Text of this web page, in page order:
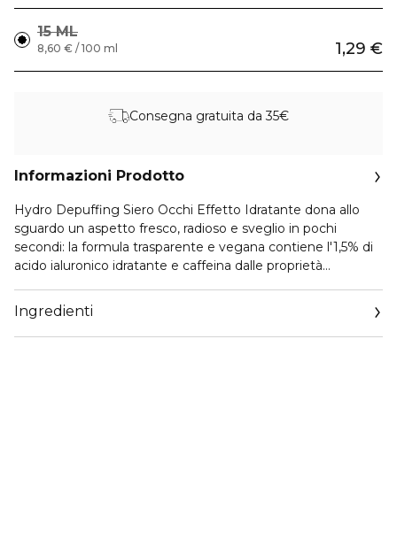
15 ML
1,29 €
8,60 € / 100 ml
Consegna gratuita da 35€
Informazioni Prodotto
Hydro Depuffing Siero Occhi Effetto Idratante dona allo
sguardo un aspetto fresco, radioso e sveglio in pochi
secondi: la formula trasparente e vegana contiene l'1,5% di
acido ialuronico idratante e caffeina dalle proprietà
grazie all’esclusivo applicatore raffreddante dotato di una
sfera massaggiante. Il siero è inoltre privo di profumo e
particelle microplastiche.
Ingredienti